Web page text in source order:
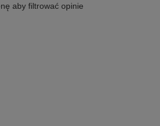
aby filtrować opinie